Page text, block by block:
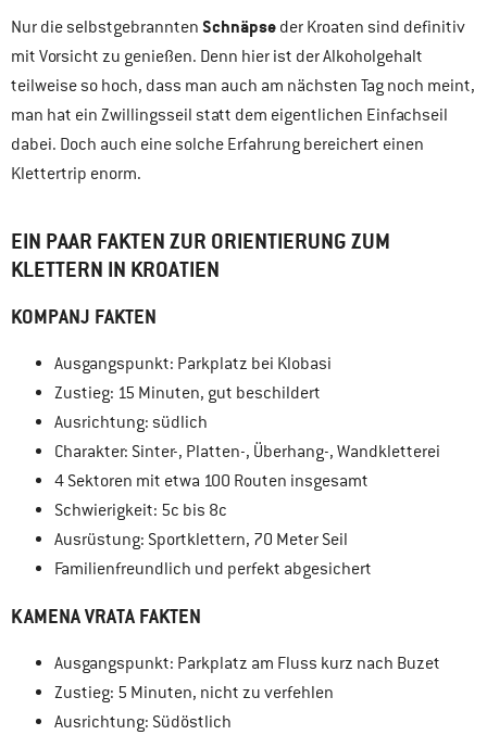
Nur die selbstgebrannten Schnäpse der Kroaten sind definitiv
mit Vorsicht zu genießen. Denn hier ist der Alkoholgehalt
teilweise so hoch, dass man auch am nächsten Tag noch meint,
man hat ein Zwillingsseil statt dem eigentlichen Einfachseil
dabei. Doch auch eine solche Erfahrung bereichert einen
Klettertrip enorm.
EIN PAAR FAKTEN ZUR ORIENTIERUNG ZUM
KLETTERN IN KROATIEN
KOMPANJ FAKTEN
Ausgangspunkt: Parkplatz bei Klobasi
Zustieg: 15 Minuten, gut beschildert
Ausrichtung: südlich
Charakter: Sinter-, Platten-, Überhang-, Wandkletterei
4 Sektoren mit etwa 100 Routen insgesamt
Schwierigkeit: 5c bis 8c
Ausrüstung: Sportklettern, 70 Meter Seil
Familienfreundlich und perfekt abgesichert
KAMENA VRATA FAKTEN
Ausgangspunkt: Parkplatz am Fluss kurz nach Buzet
Zustieg: 5 Minuten, nicht zu verfehlen
Ausrichtung: Südöstlich